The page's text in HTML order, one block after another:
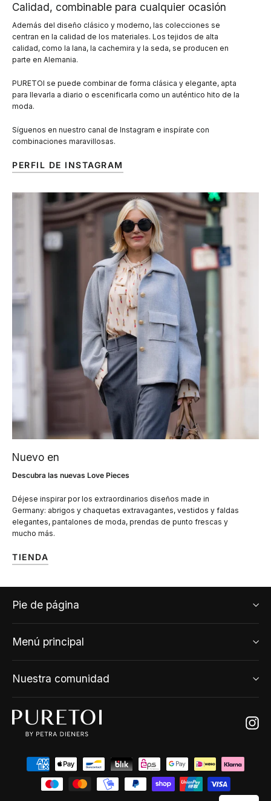
Calidad, combinable para cualquier ocasión
Además del diseño clásico y moderno, las colecciones se
centran en la calidad de los materiales. Los tejidos de alta
calidad, como la lana, la cachemira y la seda, se producen en
parte en Alemania.
PURETOI se puede combinar de forma clásica y elegante, apta
para llevarla a diario o escenificarla como un auténtico hito de la
moda.
Síguenos en nuestro canal de Instagram e inspírate con
combinaciones maravillosas.
PERFIL DE INSTAGRAM
Nuevo en
Descubra las nuevas Love Pieces
Déjese inspirar por los extraordinarios diseños made in
Germany: abrigos y chaquetas extravagantes, vestidos y faldas
elegantes, pantalones de moda, prendas de punto frescas y
mucho más.
TIENDA
Pie de página
Menú principal
Nuestra comunidad